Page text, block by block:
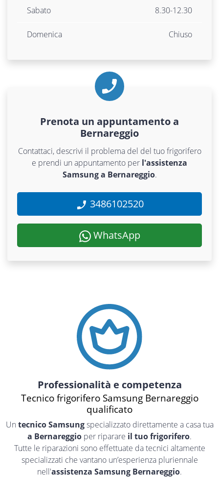
Sabato 8.30-12.30
Domenica Chiuso
Prenota un appuntamento a
Bernareggio
Contattaci, descrivi il problema del del tuo frigorifero
e prendi un appuntamento per l'assistenza
Samsung a Bernareggio.
3486102520
WhatsApp
Professionalità e competenza
Tecnico frigorifero Samsung Bernareggio
qualificato
Un tecnico Samsungspecializzato direttamente a casa tua
a Bernareggio per riparare il tuo frigorifero.
Tutte le riparazioni sono effettuate da tecnici altamente
specializzati che vantano un’esperienza pluriennale
nell'assistenza Samsung Bernareggio.